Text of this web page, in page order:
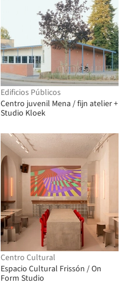
Edificios Públicos
Centro juvenil Mena / fijn atelier +
Studio Kloek
Centro Cultural
Espacio Cultural Frissón / On
Form Studio